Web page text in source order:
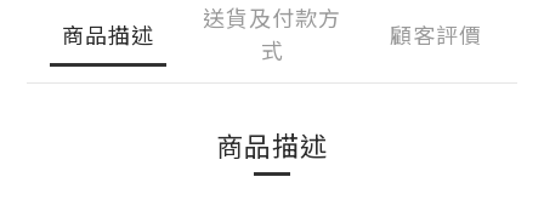
商品描述
送貨及付款方
式
顧客評價
商品描述